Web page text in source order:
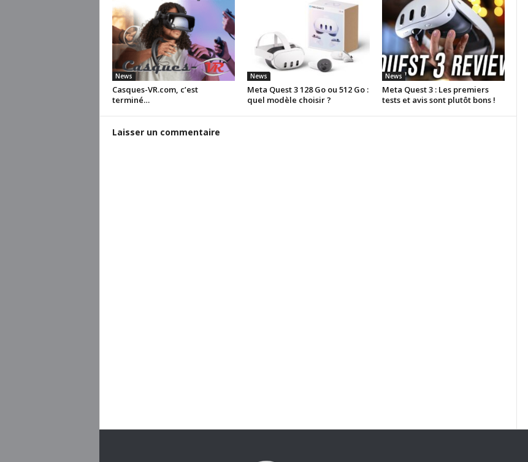
News
Casques-VR.com, c’est
terminé…
News
Meta Quest 3 128 Go ou 512 Go :
quel modèle choisir ?
News
Meta Quest 3 : Les premiers
tests et avis sont plutôt bons !
Laisser un commentaire